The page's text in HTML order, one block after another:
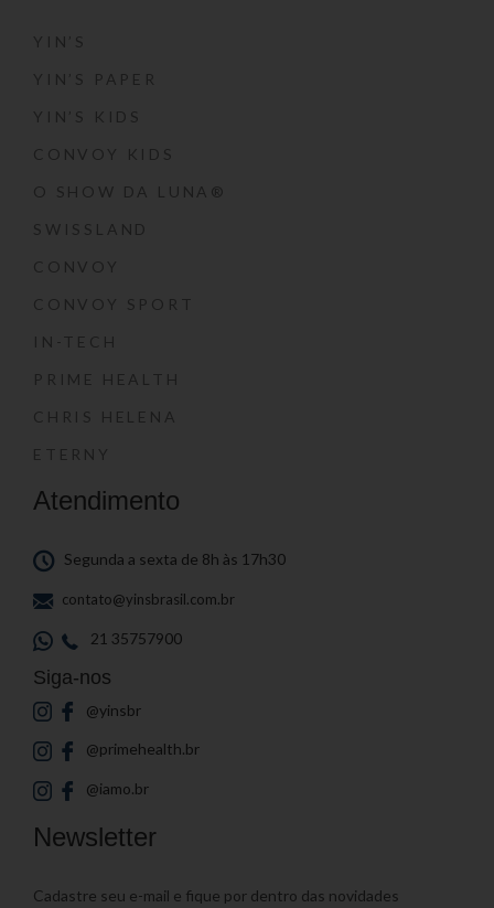
YIN’S
YIN’S PAPER
YIN’S KIDS
CONVOY KIDS
O SHOW DA LUNA®
SWISSLAND
CONVOY
CONVOY SPORT
IN-TECH
PRIME HEALTH
CHRIS HELENA
ETERNY
Atendimento
Segunda a sexta de 8h às 17h30
contato@yinsbrasil.com.br
21 35757900
Siga-nos
@yinsbr
@primehealth.br
@iamo.br
Newsletter
Cadastre seu e-mail e fique por dentro das novidades